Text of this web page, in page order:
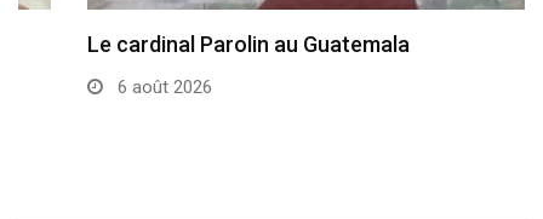
Le cardinal Parolin au Guatemala
6 août 2026